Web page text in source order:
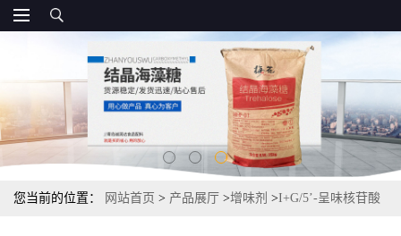
您当前的位置： 网站首页 > 产品展厅 >增味剂 >I+G/5’-呈味核苷酸